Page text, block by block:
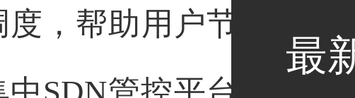
最
，帮助用户节约广域